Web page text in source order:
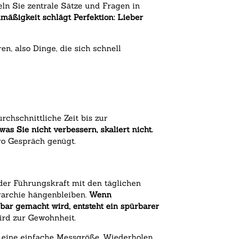
Sie zentrale Sätze und Fragen in
schlägt Perfektion: Lieber
also Dinge, die sich schnell
Zeit bis zur
Sie nicht verbessern, skaliert nicht.
Gespräch genügt.
Führungskraft mit den täglichen
hängenbleiben.Wenn
gemacht wird, entsteht ein spürbarer
zur Gewohnheit.